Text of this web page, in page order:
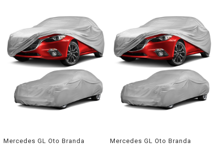
Mercedes GL Oto Branda
Mercedes GL Oto Branda